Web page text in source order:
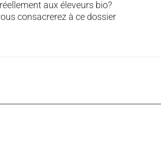
aux éleveurs bio?
consacrerez à ce dossier